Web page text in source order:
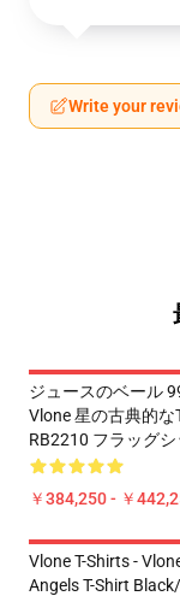
Write your
ジュースのベール
Vlone 星の古典的な
RB2210 フラッグ
￥384,250 - ￥
Vlone T-Shirts -
Angels T-Shirt Black/